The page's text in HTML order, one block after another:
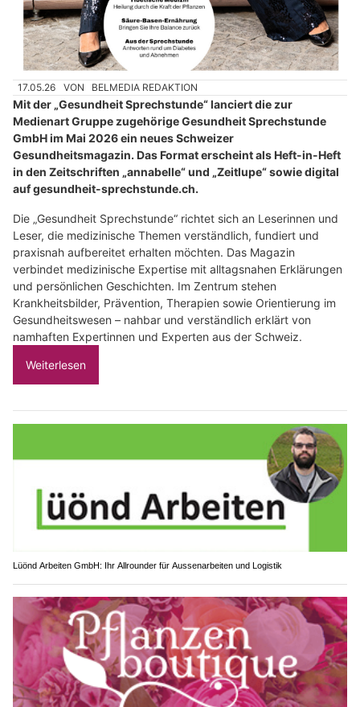
17.05.26 VON BELMEDIA REDAKTION
Mit der „Gesundheit Sprechstunde“ lanciert die zur
Medienart Gruppe zugehörige Gesundheit Sprechstunde
GmbH im Mai 2026 ein neues Schweizer
Gesundheitsmagazin. Das Format erscheint als Heft-in-Heft
in den Zeitschriften „annabelle“ und „Zeitlupe“ sowie digital
auf gesundheit-sprechstunde.ch.
Die „Gesundheit Sprechstunde“ richtet sich an Leserinnen und
Leser, die medizinische Themen verständlich, fundiert und
praxisnah aufbereitet erhalten möchten. Das Magazin
verbindet medizinische Expertise mit alltagsnahen Erklärungen
und persönlichen Geschichten. Im Zentrum stehen
Krankheitsbilder, Prävention, Therapien sowie Orientierung im
Gesundheitswesen – nahbar und verständlich erklärt von
namhaften Expertinnen und Experten aus der Schweiz.
Weiterlesen
Lüönd Arbeiten GmbH: Ihr Allrounder für Aussenarbeiten und Logistik